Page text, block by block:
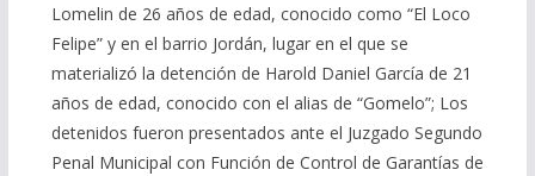
Lomelin de 26 años de edad, conocido como “El Loco
Felipe” y en el barrio Jordán, lugar en el que se
materializó la detención de Harold Daniel García de 21
años de edad, conocido con el alias de “Gomelo”; Los
detenidos fueron presentados ante el Juzgado Segundo
Penal Municipal con Función de Control de Garantías de